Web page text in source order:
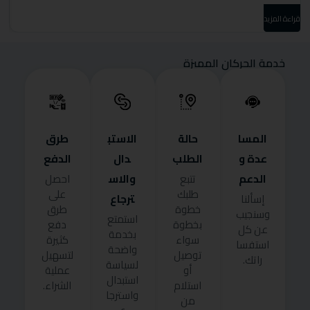
قراءة المزيد
خدمة الحركان المميزة
المسا
عدة و
الدعم
إسألنا
وسنجيب
عن كل
استفسا
راتك.
حالة
الطلب
تتبع
طلبك
خطوة
بخطوة
سواء
توصيل
أو
استلام
من
الاستب
دال
والاس
ترجاع
استمتع
بخدمة
واضحة
لسياسة
استبدال
واسترجا
طرق
الدفع
احصل
على
طرق
دفع
كثيرة
لتسهيل
عملية
الشراء.